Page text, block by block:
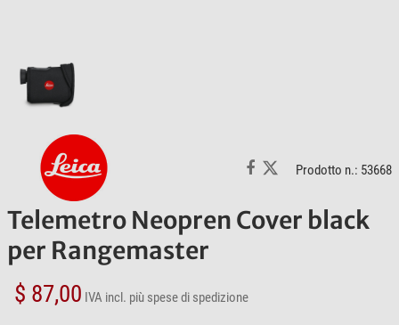
Prodotto n.: 53668
Telemetro Neopren Cover black
per Rangemaster
$ 87,00 IVA incl. più spese di spedizione